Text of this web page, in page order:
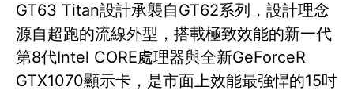
GT63 Titan設計承襲自GT62系列，設計理念
源自超跑的流線外型，搭載極致效能的新一代
第8代Intel CORE處理器與全新GeForceR
GTX1070顯示卡，是市面上效能最強悍的15吋